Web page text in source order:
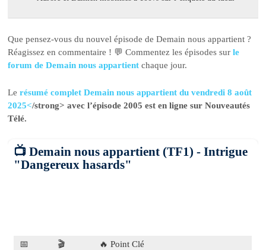
Que pensez-vous du nouvel épisode de Demain nous appartient ?
Réagissez en commentaire ! 💬 Commentez les épisodes surle
forum de Demain nous appartient chaque jour.
Lerésumé complet Demain nous appartient du vendredi 8 août
2025</strong> avec l’épisode 2005 est en ligne sur Nouveautés
Télé.
📺 Demain nous appartient (TF1) - Intrigue
"Dangereux hasards"
📅
🎬
🔥 Point Clé